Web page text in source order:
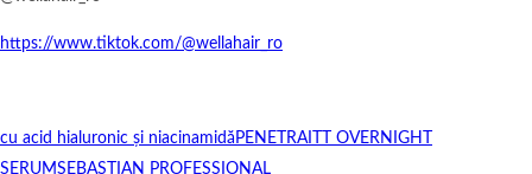
https://www.tiktok.com/@wellahair_ro
cu acid hialuronic și niacinamidă PENETRAITT OVERNIGHT
SERUMSEBASTIAN PROFESSIONAL